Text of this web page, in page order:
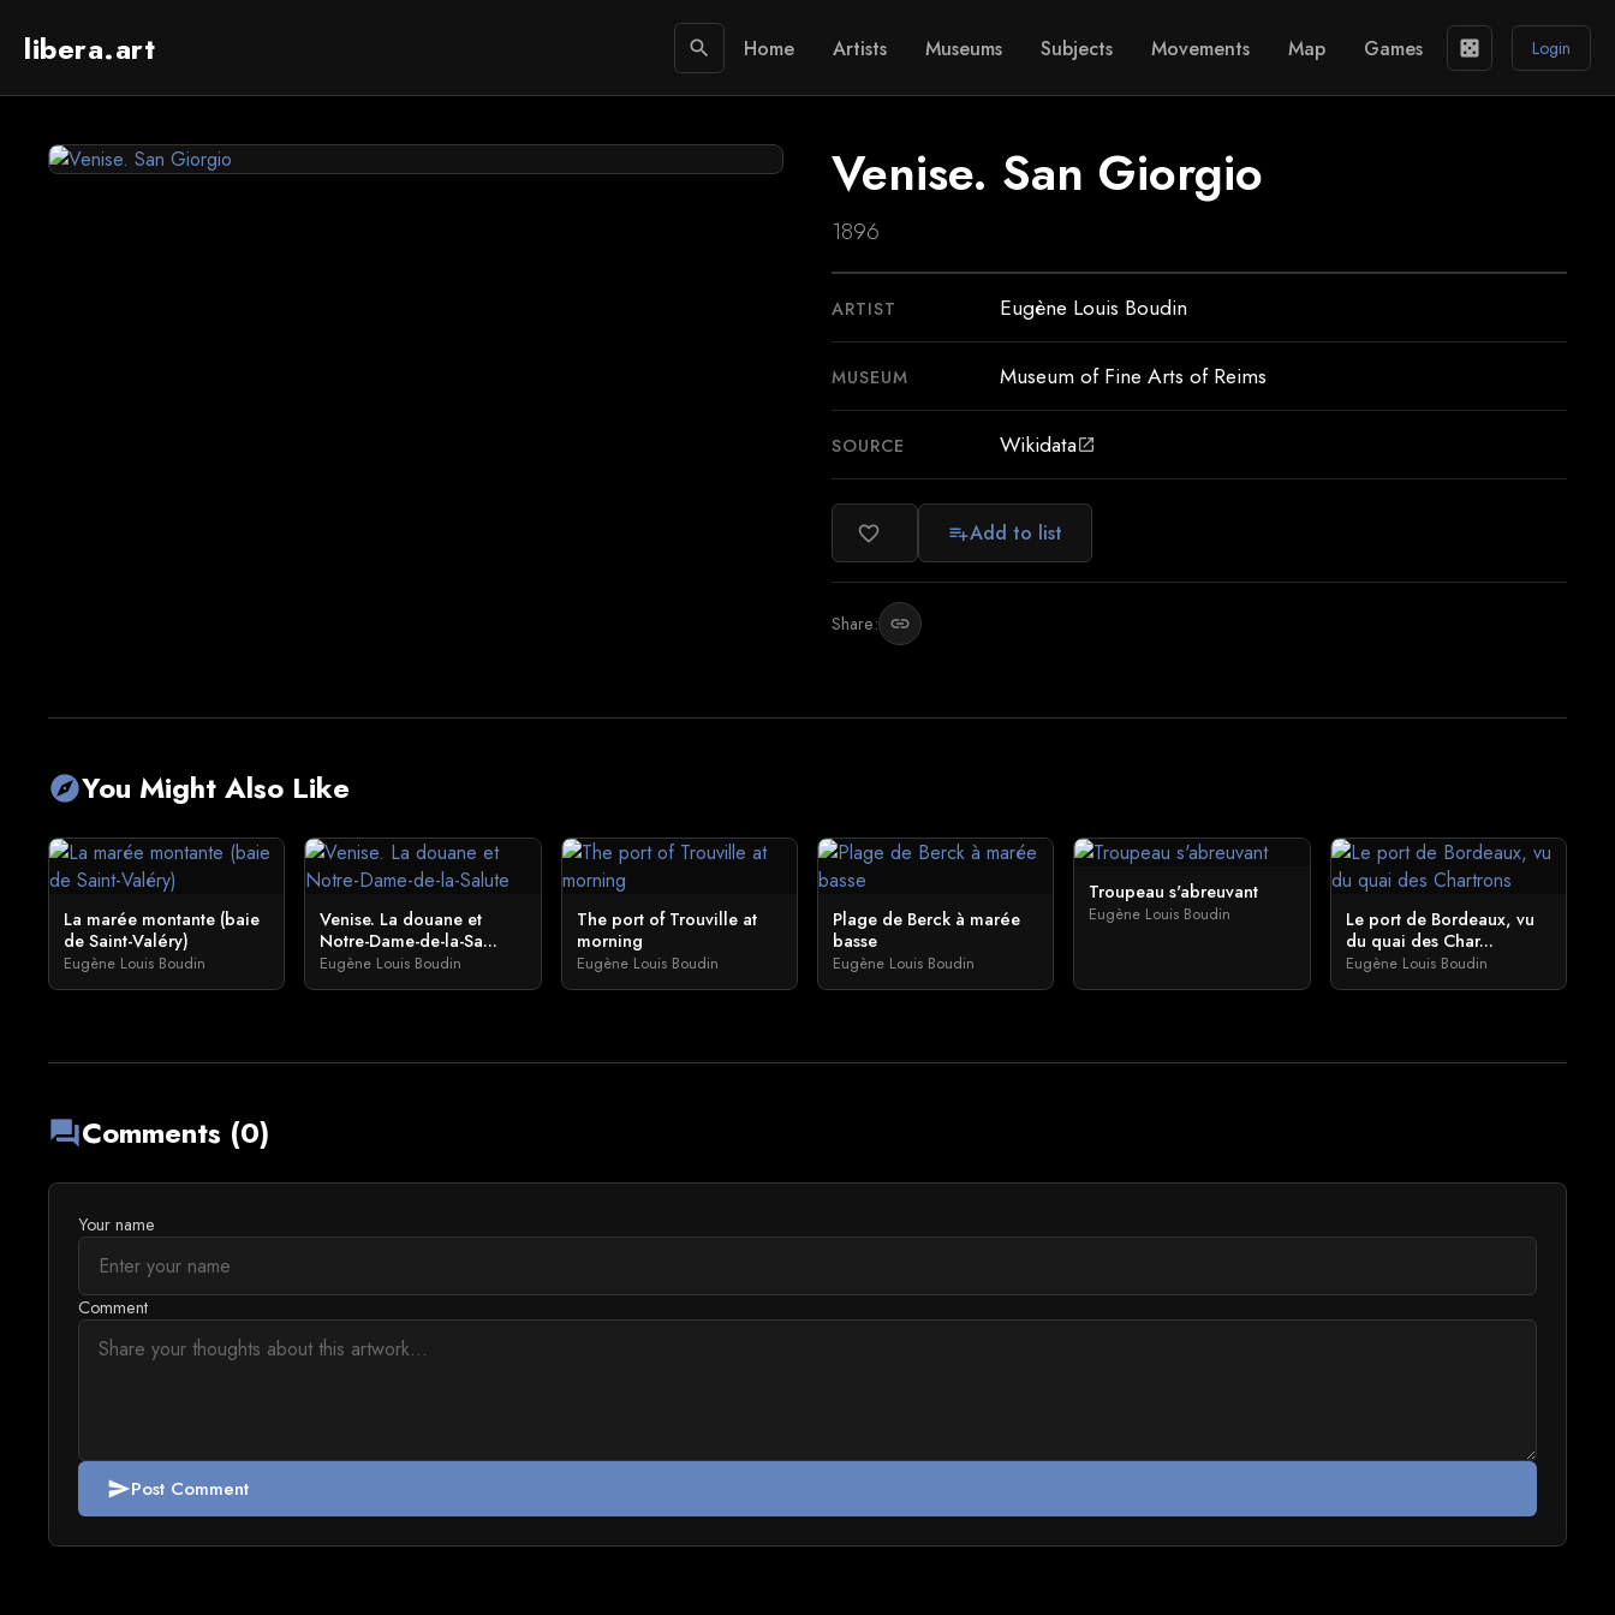
libera.art search Home Artists Museums Subjects Movements Map Games casino Login
Venise. San Giorgio
1896
ARTIST Eugène Louis Boudin
MUSEUM Museum of Fine Arts of Reims
SOURCE Wikidataopen_in_new
favorite_border playlist_addAdd to list
Share: link
exploreYou Might Also Like
La marée montante (baie
de Saint-Valéry)
Eugène Louis Boudin
Venise. La douane et
Notre-Dame-de-la-Sa...
Eugène Louis Boudin
The port of Trouville at
morning
Eugène Louis Boudin
Plage de Berck à marée
basse
Eugène Louis Boudin
Troupeau s'abreuvant
Eugène Louis Boudin
Le port de Bordeaux, vu
du quai des Char...
Eugène Louis Boudin
forumComments (0)
Your name
Comment
sendPost Comment